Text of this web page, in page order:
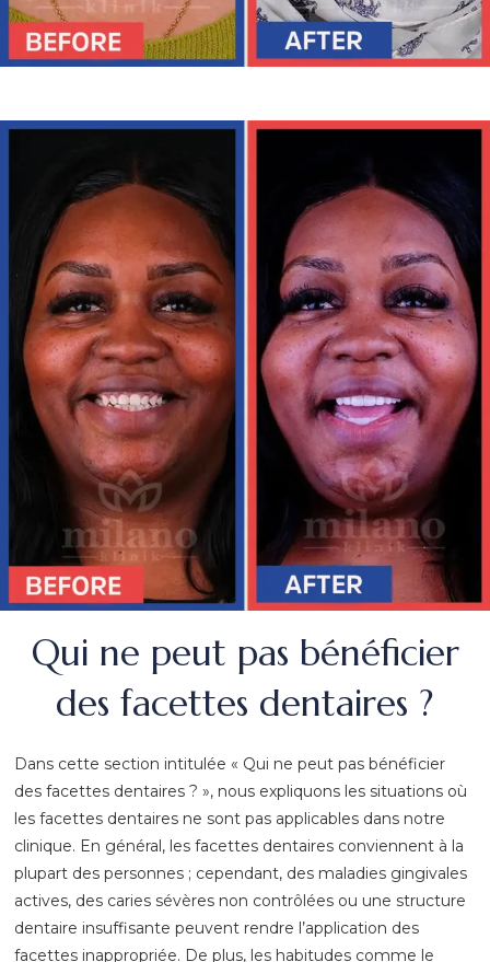
Qui ne peut pas bénéficier
des facettes dentaires ?
Dans cette section intitulée « Qui ne peut pas bénéficier
des facettes dentaires ? », nous expliquons les situations où
les facettes dentaires ne sont pas applicables dans notre
clinique. En général, les facettes dentaires conviennent à la
plupart des personnes ; cependant, des maladies gingivales
actives, des caries sévères non contrôlées ou une structure
dentaire insuffisante peuvent rendre l’application des
facettes inappropriée. De plus, les habitudes comme le